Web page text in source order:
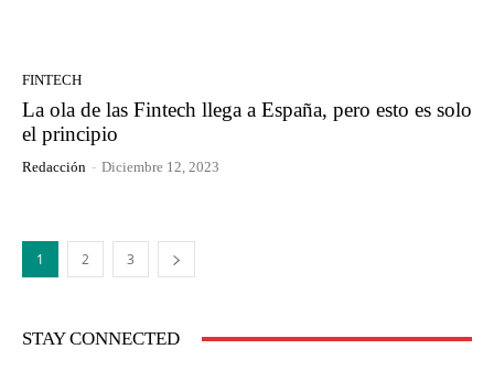
FINTECH
La ola de las Fintech llega a España, pero esto es solo
el principio
Redacción - Diciembre 12, 2023
1 2 3
STAY CONNECTED